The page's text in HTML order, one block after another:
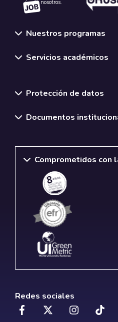
nosotros.
Nuestros programas
Servicios académicos
Protección de datos
Documentos
Comprometidos con
Redes sociales